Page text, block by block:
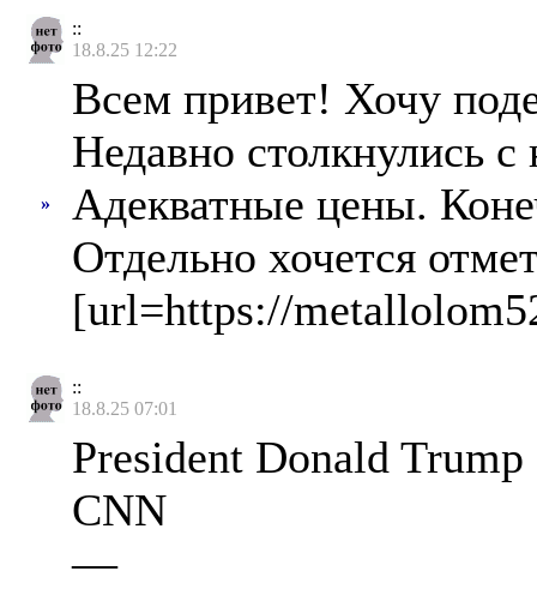
::
18.8.25 12:22
»
Всем привет! Хочу
Недавно столкнулись
Адекватные цены.
Отдельно хочется
[url=https://
::
18.8.25 07:01
President Donald
CNN
—